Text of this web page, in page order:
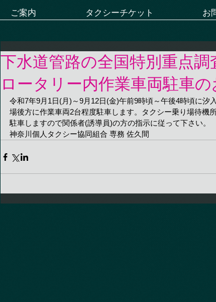
ご案内 タクシーチケット お
下水道管路の全国特別重点
ロータリー内作業車両駐車
令和7年9月1日(月)～9月12日(金)午前9時頃～午後4時頃に汐
場後方に作業車両2台程度駐車します。タクシー乗り場待機
駐車しますので関係者(誘導員)の方の指示に従って下さい。
神奈川個人タクシー協同組合 専務 佐久間